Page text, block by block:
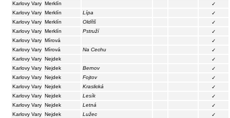
Karlovy Vary Merklín
✓
Karlovy Vary Merklín Lípa
✓
Karlovy Vary Merklín Oldřiš
✓
Karlovy Vary Merklín Pstruží
✓
Karlovy Vary Mírová
✓
Karlovy Vary Mírová Na Cechu
✓
Karlovy Vary Nejdek
✓
Karlovy Vary Nejdek Bernov
✓
Karlovy Vary Nejdek Fojtov
✓
Karlovy Vary Nejdek Kraslická
✓
Karlovy Vary Nejdek Lesík
✓
Karlovy Vary Nejdek Letná
✓
Karlovy Vary Nejdek Lužec
✓